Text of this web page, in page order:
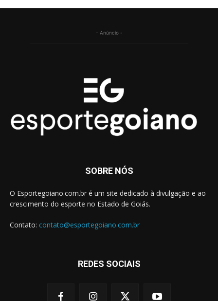
- Anúncio -
SOBRE NÓS
O Esportegoiano.com.br é um site dedicado à divulgação e ao
crescimento do esporte no Estado de Goiás.
Contato: contato@esportegoiano.com.br
REDES SOCIAIS